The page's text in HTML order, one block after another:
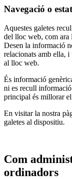
Navegació o
Aquestes galetes
del lloc web, com ara
Desen la informació
relacionats amb ella, i
al lloc web.
És informació
ni es recull
principal és millorar
En visitar la nostra
galetes al dispositiu.
Com
ordinadors